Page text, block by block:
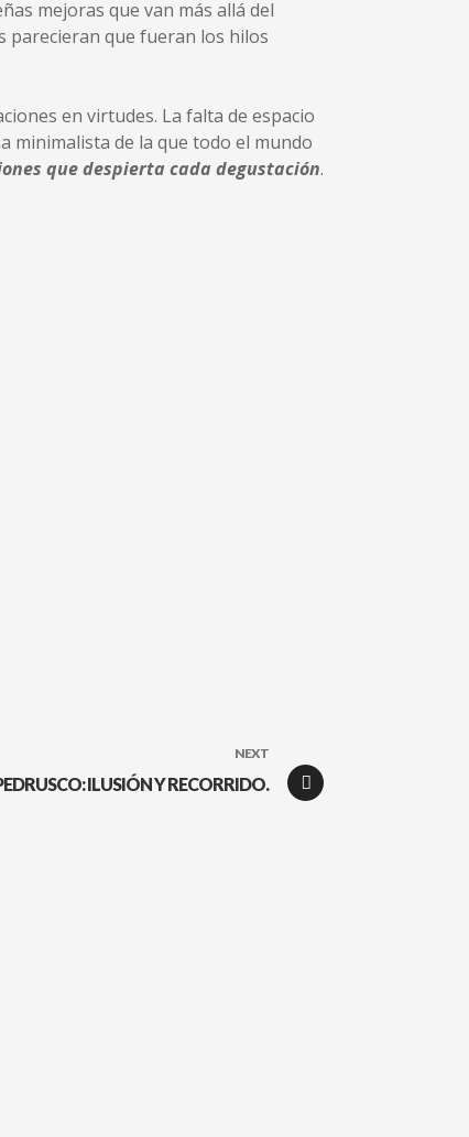
mejoras que van más allá del
parecieran que fueran los hilos
en virtudes. La falta de espacio
minimalista de la que todo el mundo
que despierta cada degustación.
NEXT
ILUSIÓN Y RECORRIDO.